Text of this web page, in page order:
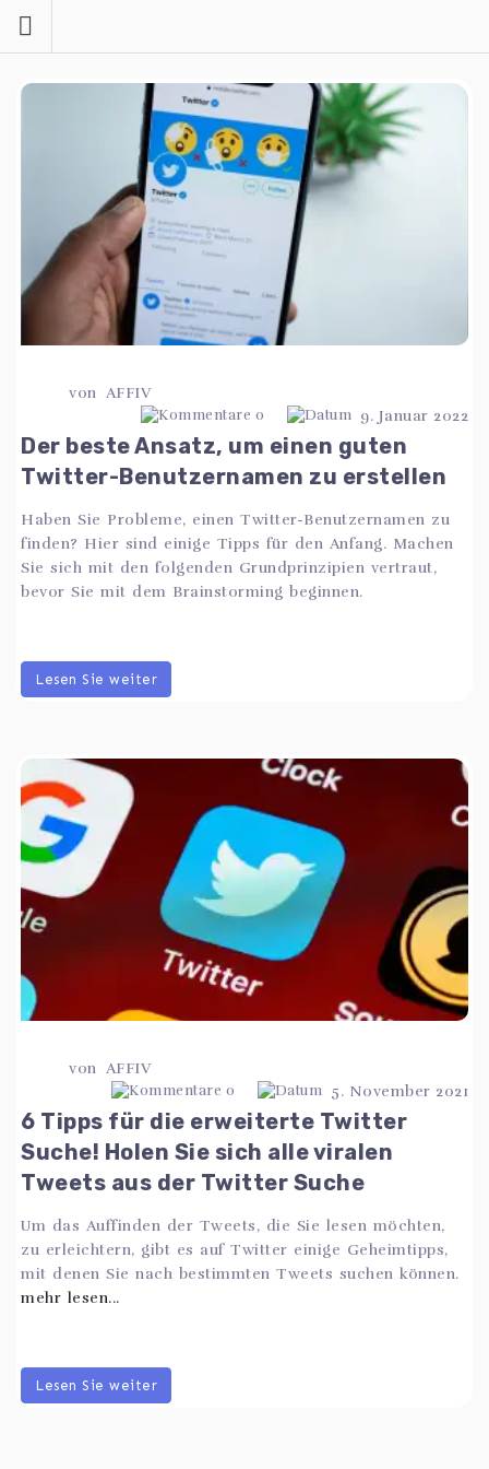
Inhalt
springen
von AFFIV
0 9. Januar 2022
Der beste Ansatz, um einen guten
Twitter-Benutzernamen zu erstellen
Haben Sie Probleme, einen Twitter-Benutzernamen zu
finden? Hier sind einige Tipps für den Anfang. Machen
Sie sich mit den folgenden Grundprinzipien vertraut,
bevor Sie mit dem Brainstorming beginnen.
Lesen Sie weiter
von AFFIV
0 5. November 2021
6 Tipps für die erweiterte Twitter
Suche! Holen Sie sich alle viralen
Tweets aus der Twitter Suche
Um das Auffinden der Tweets, die Sie lesen möchten,
zu erleichtern, gibt es auf Twitter einige Geheimtipps,
mit denen Sie nach bestimmten Tweets suchen können.
mehr lesen...
Lesen Sie weiter